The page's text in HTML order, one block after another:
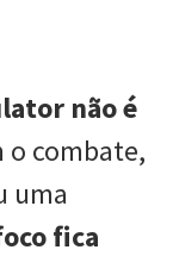
não é
o combate,
uma
fica